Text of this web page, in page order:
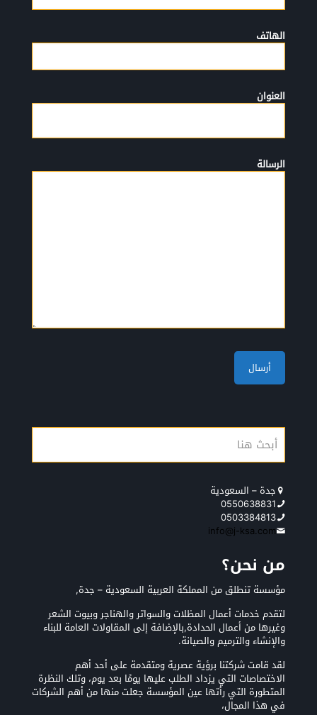
الهاتف
العنوان
الرسالة
جدة – السعودية
0550638831
0503384813
info@j-ksa.com
من نحن؟
مؤسسة تنطلق من المملكة العربية السعودية – جدة,
لتقدم خدمات أعمال المظلات والسواتر والهناجر وبيوت الشعر
وغيرها من أعمال الحدادة,بالإضافة إلى المقاولات العامة للبناء
والإنشاء والترميم والصيانة.
لقد قامت شركتنا برؤية عصرية ومتقدمة على أحد أهم
الاختصاصات التي يزداد الطلب عليها يومًا بعد يوم، وتلك النظرة
المتطورة التي رأتها عين المؤسسة جعلت منها من أهم الشركات
في هذا المجال،